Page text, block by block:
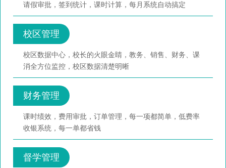
请假审批，签到统计，课时计算，每月系统自动搞定
校区管理
校区数据中心，校长的火眼金睛，教务、销售、财务、课
消全方位监控，校区数据清楚明晰
财务管理
课时绩效，费用审批，订单管理，每一项都简单，低费率
收银系统，每一单都省钱
督学管理